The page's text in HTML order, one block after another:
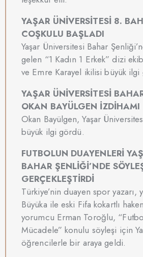
YAŞAR ÜNİVERSİTESİ 8.
COŞKULU BAŞLADI
Yaşar Üniversitesi Bahar
gelen “1 Kadın 1 Erkek” dizi
ve Emre Karayel ikilisi büyük ilgi
YAŞAR ÜNİVERSİTESİ
OKAN BAYÜLGEN İZDİHAMI
Okan Bayülgen, Yaşar
büyük ilgi gördü.
FUTBOLUN DUAYENLERİ
BAHAR ŞENLİĞİ’NDE
GERÇEKLEŞTİRDİ
Türkiye’nin duayen spor yazarı,
Büyüka ile eski Fifa kokartlı
yorumcu Erman Toroğlu,
Mücadele” konulu söyleşi için
öğrencilerle bir araya geldi.